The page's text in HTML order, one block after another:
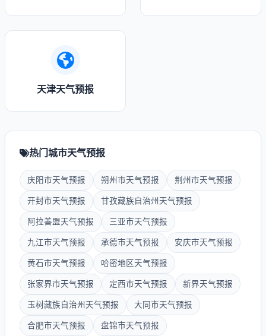
天津天气预报
热门城市天气预报
庆阳市天气预报 朔州市天气预报 荆州市天气预报
开封市天气预报 甘孜藏族自治州天气预报
阿拉善盟天气预报 三亚市天气预报
九江市天气预报 承德市天气预报 安庆市天气预报
黄石市天气预报 哈密地区天气预报
张家界市天气预报 定西市天气预报 新界天气预报
玉树藏族自治州天气预报 大同市天气预报
合肥市天气预报 盘锦市天气预报